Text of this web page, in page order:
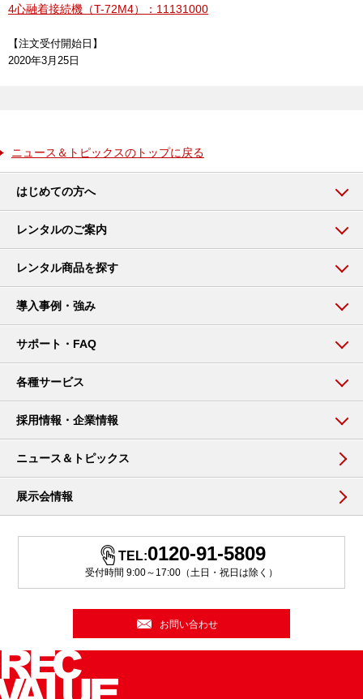
4心融着接続機（T-72M4）：11131000
【注文受付開始日】
2020年3月25日
ニュース＆トピックスのトップに戻る
はじめての方へ
レンタルのご案内
レンタル商品を探す
導入事例・強み
サポート・FAQ
各種サービス
採用情報・企業情報
ニュース＆トピックス
展示会情報
TEL:0120-91-5809
受付時間 9:00～17:00（土日・祝日は除く）
お問い合わせ